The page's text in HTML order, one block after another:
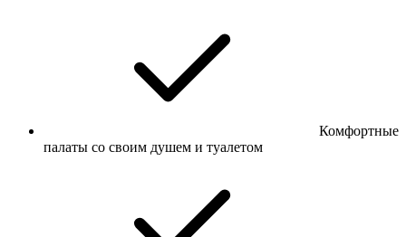
Комфортные
палаты со своим душем и туалетом